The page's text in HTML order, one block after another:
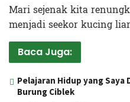
Mari sejenak kita
menjadi seekor kucing
Baca Juga:
Pelajaran Hidup yang
Burung Ciblek